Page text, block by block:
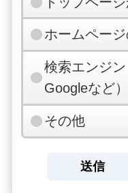
ホームペー
検索エンジ
Googleなど）
その他